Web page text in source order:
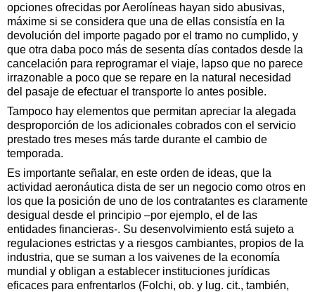
opciones ofrecidas por Aerolíneas hayan sido abusivas,
máxime si se considera que una de ellas consistía en la
devolución del importe pagado por el tramo no cumplido, y
que otra daba poco más de sesenta días contados desde la
cancelación para reprogramar el viaje, lapso que no parece
irrazonable a poco que se repare en la natural necesidad
del pasaje de efectuar el transporte lo antes posible.
Tampoco hay elementos que permitan apreciar la alegada
desproporción de los adicionales cobrados con el servicio
prestado tres meses más tarde durante el cambio de
temporada.
Es importante señalar, en este orden de ideas, que la
actividad aeronáutica dista de ser un negocio como otros en
los que la posición de uno de los contratantes es claramente
desigual desde el principio –por ejemplo, el de las
entidades financieras-. Su desenvolvimiento está sujeto a
regulaciones estrictas y a riesgos cambiantes, propios de la
industria, que se suman a los vaivenes de la economía
mundial y obligan a establecer instituciones jurídicas
eficaces para enfrentarlos (Folchi, ob. y lug. cit., también,